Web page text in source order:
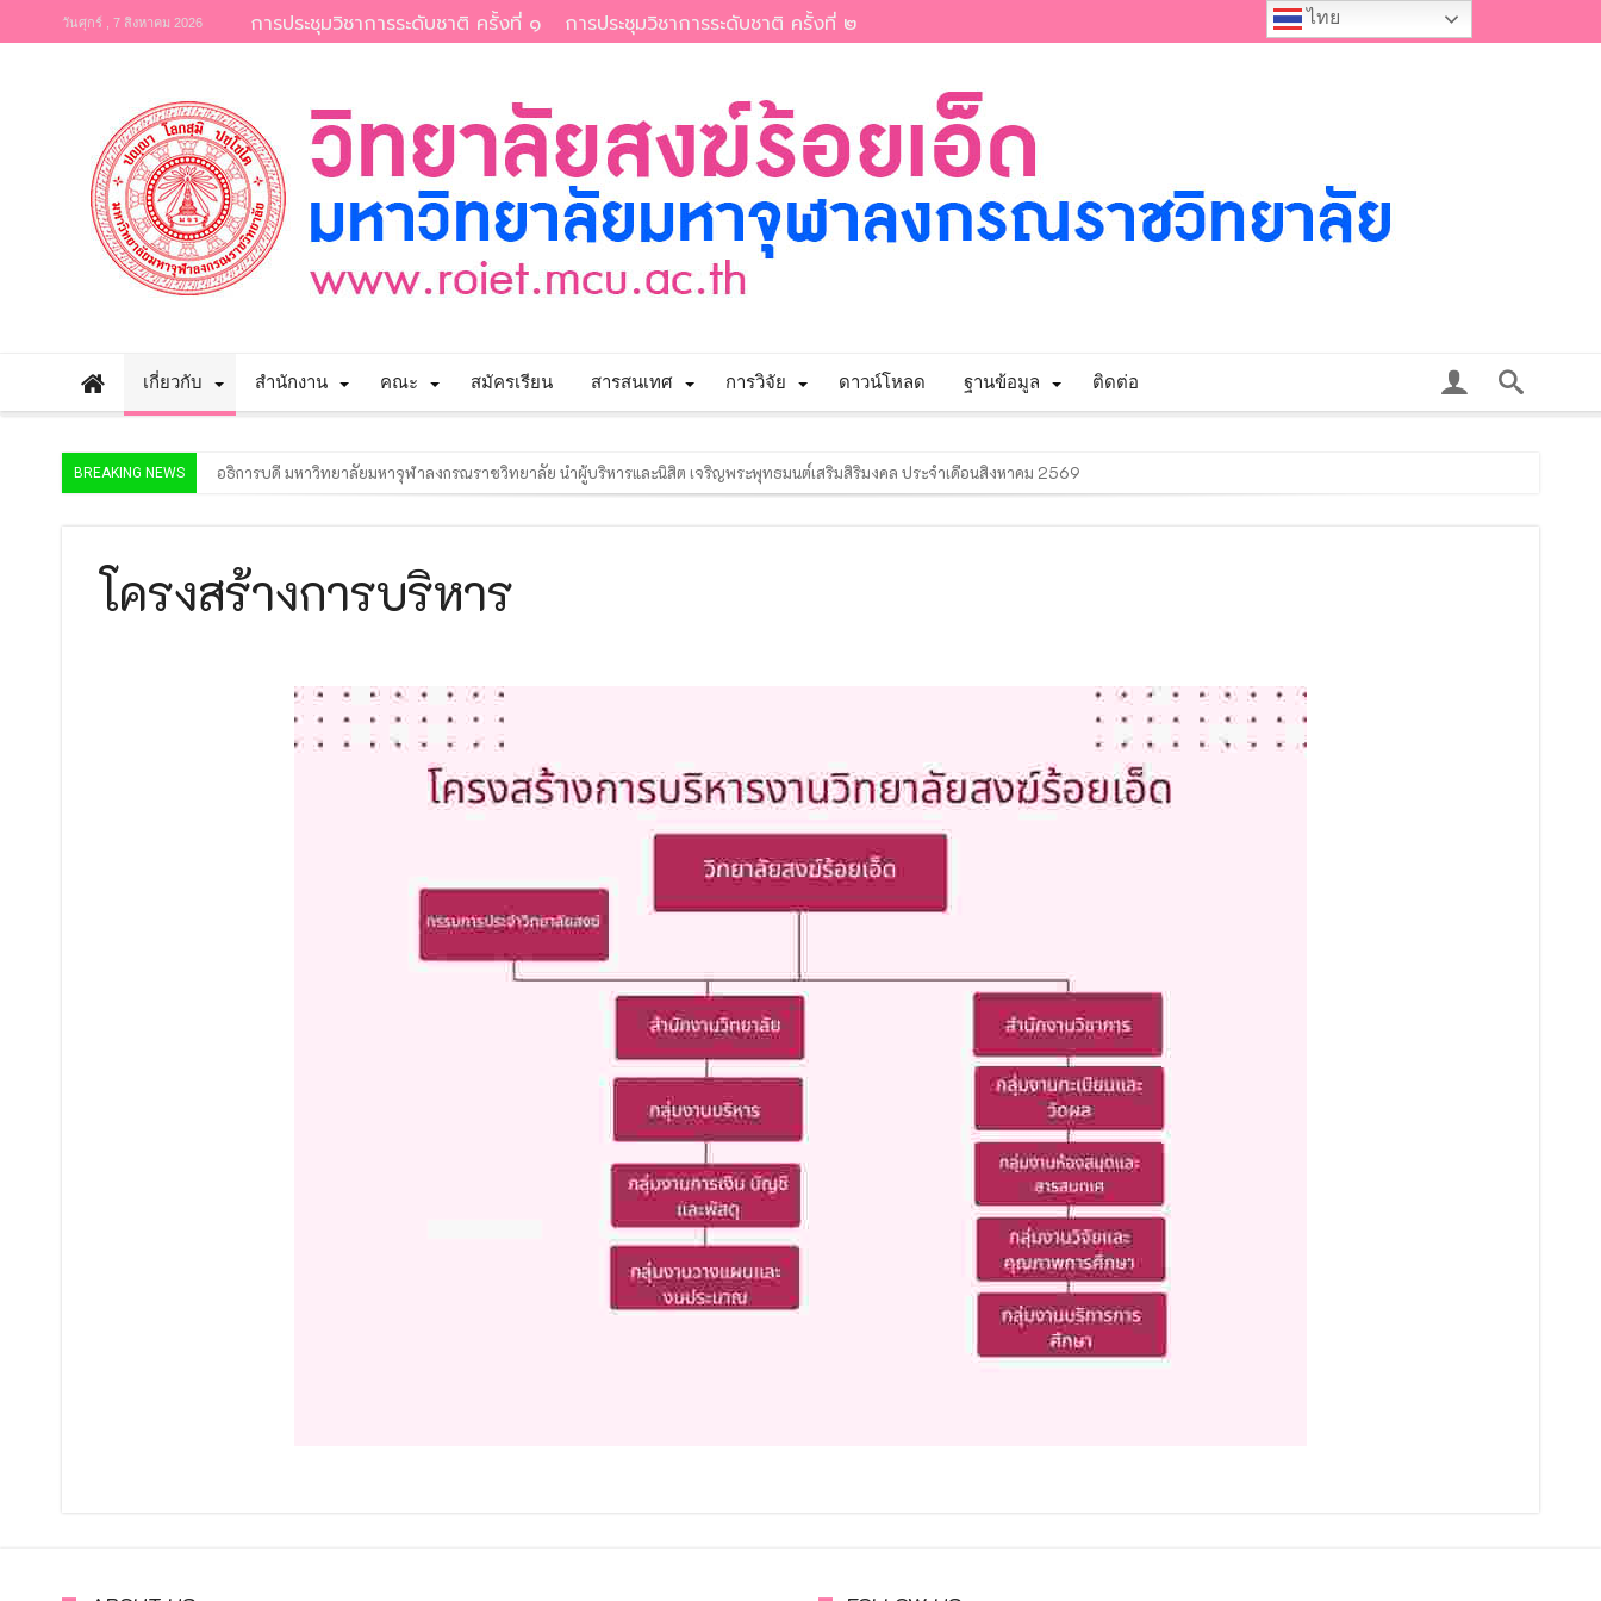
วันศุกร์ , 7 สิงหาคม 2026 การประชุมวิชาการระดับชาติ ครั้งที่ ๑ การประชุมวิชาการระดับชาติ ครั้งที่ ๒
เกี่ยวกับ สำนักงาน คณะ สมัครเรียน สารสนเทศ การวิจัย ดาวน์โหลด ฐานข้อมูล ติดต่อ
BREAKING NEWS
อธิการบดี มหาวิทยาลัยมหาจุฬาลงกรณราชวิทยาลัย นำผู้บริหารและนิสิต เจริญพระพุทธมนต์เสริมสิริมงคล ประจำเดือนสิงหาคม 2569
ประกาศวิทยาลัยสงฆ์ร้อยเอ็ด มหาวิทยาลัยมหาจุฬาลงกรณราชวิทยาลัย เรื่อง รายชื่อผู้มีสิทธิ์เข้าศึกษาต่อหลักสูตรรัฐประศาสนศาสตรมหาบัณฑิต สาขาวิชารัฐประศาสนศาสตร์ รอบที่ ๒ ประจำปีการศึกษา
ประกาศวิทยาลัยสงฆ์ร้อยเอ็ด มหาวิทยาลัยมหาจุฬาลงกรณราชวิทยาลัย เรื่อง รายชื่อผู้มีสิทธิ์เข้าศึกษาต่อหลักสูตรครุศาสตรมหาบัณฑิต สาขาวิชาการบริหารการศึกษา รอบที่ ๒ ประจำปีการศึกษา ๒๕๖๙
ประกาศวิทยาลัยสงฆ์ร้อยเอ็ด มหาวิทยาลัยมหาจุฬาลงกรณราชวิทยาลัย เรื่อง รายชื่อผู้มีสิทธิ์เข้าศึกษาต่อหลักสูตรระดับปริญญาตรีรอบที่ ๒ ประจำปีการศึกษา ๒๕๖๙
ประกาศวิทยาลัยสงฆ์ร้อยเอ็ด มหาวิทยาลัยมหาจุฬาลงกรณราชวิทยาลัย เรื่อง รายชื่อผู้มีสิทธิ์เข้าศึกษาต่อหลักสูตรระดับประกาศนียบัตร รอบที่ ๒ ประจำปีการศึกษา ๒๕๖๙
ประกาศมหาวิทยาลัยมหาจุฬาลงกรณราชวิทยาลัย เรื่อง ประกาศผู้ชนะการเสนอราคา ประกวดราคาจ้างก่อสร้างปรับปรุงอาคารเรียน วิทยาลัยสงฆ์ร้อยเอ็ด ตำบลนิเวศน์ อำเภอธวัชบุรี จังหวัดร้อยเอ็ด ๑ งาน
ด้วยวิธีประกวดราคาอิเล็กทรอนิกส์ (e-bidding)
โครงสร้างการบริหาร
ไทย